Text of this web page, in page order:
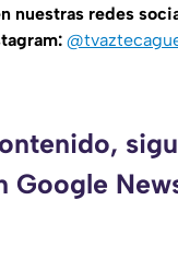
nuestras redes
Google